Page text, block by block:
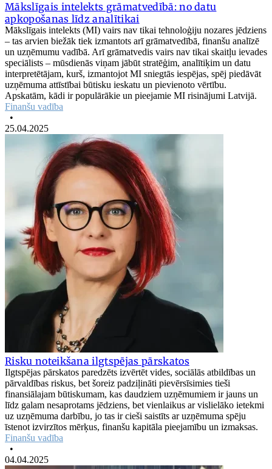
Mākslīgais intelekts grāmatvedībā: no datu
apkopošanas līdz analītikai
Mākslīgais intelekts (MI) vairs nav tikai tehnoloģiju nozares jēdziens
– tas arvien biežāk tiek izmantots arī grāmatvedībā, finanšu analīzē
un uzņēmumu vadībā. Arī grāmatvedis vairs nav tikai skaitļu ievades
speciālists – mūsdienās viņam jābūt stratēģim, analītiķim un datu
interpretētājam, kurš, izmantojot MI sniegtās iespējas, spēj piedāvāt
uzņēmuma attīstībai būtisku ieskatu un pievienoto vērtību.
Apskatām, kādi ir populārākie un pieejamie MI risinājumi Latvijā.
Finanšu vadība
•
25.04.2025
Risku noteikšana ilgtspējas pārskatos
Ilgtspējas pārskatos paredzēts izvērtēt vides, sociālās atbildības un
pārvaldības riskus, bet šoreiz padziļināti pievērsīsimies tieši
finansiālajam būtiskumam, kas daudziem uzņēmumiem ir jauns un
līdz galam nesaprotams jēdziens, bet vienlaikus ar vislielāko ietekmi
uz uzņēmuma darbību, jo tas ir cieši saistīts ar uzņēmuma spēju
īstenot izvirzītos mērķus, finanšu kapitāla pieejamību un izmaksas.
Finanšu vadība
•
04.04.2025